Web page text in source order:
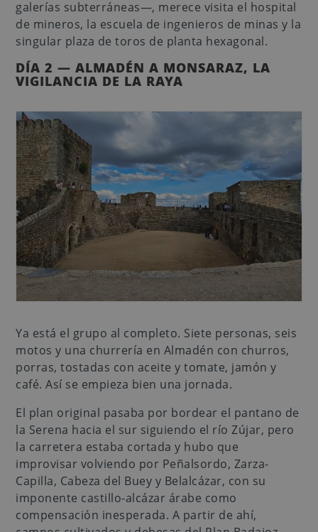
galerías subterráneas—, merece visita el hospital
de mineros, la escuela de ingenieros de minas y la
singular plaza de toros de planta hexagonal.
DÍA 2 — ALMADÉN A MONSARAZ, LA
VIGILANCIA DE LA RAYA
Ya está el grupo al completo. Siete personas, seis
motos y una churrería en Almadén con churros,
porras, tostadas con aceite y tomate, jamón y
café. Así se empieza bien una jornada.
El plan original pasaba por bordear el pantano de
la Serena hacia el sur siguiendo el río Zújar, pero
la carretera estaba cortada y hubo que
improvisar volviendo por Peñalsordo, Zarza-
Capilla, Cabeza del Buey y Belalcázar, con su
imponente castillo-alcázar árabe como
compensación inesperada. A partir de ahí,